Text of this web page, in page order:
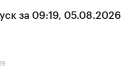
за 09:19, 05.08.2026